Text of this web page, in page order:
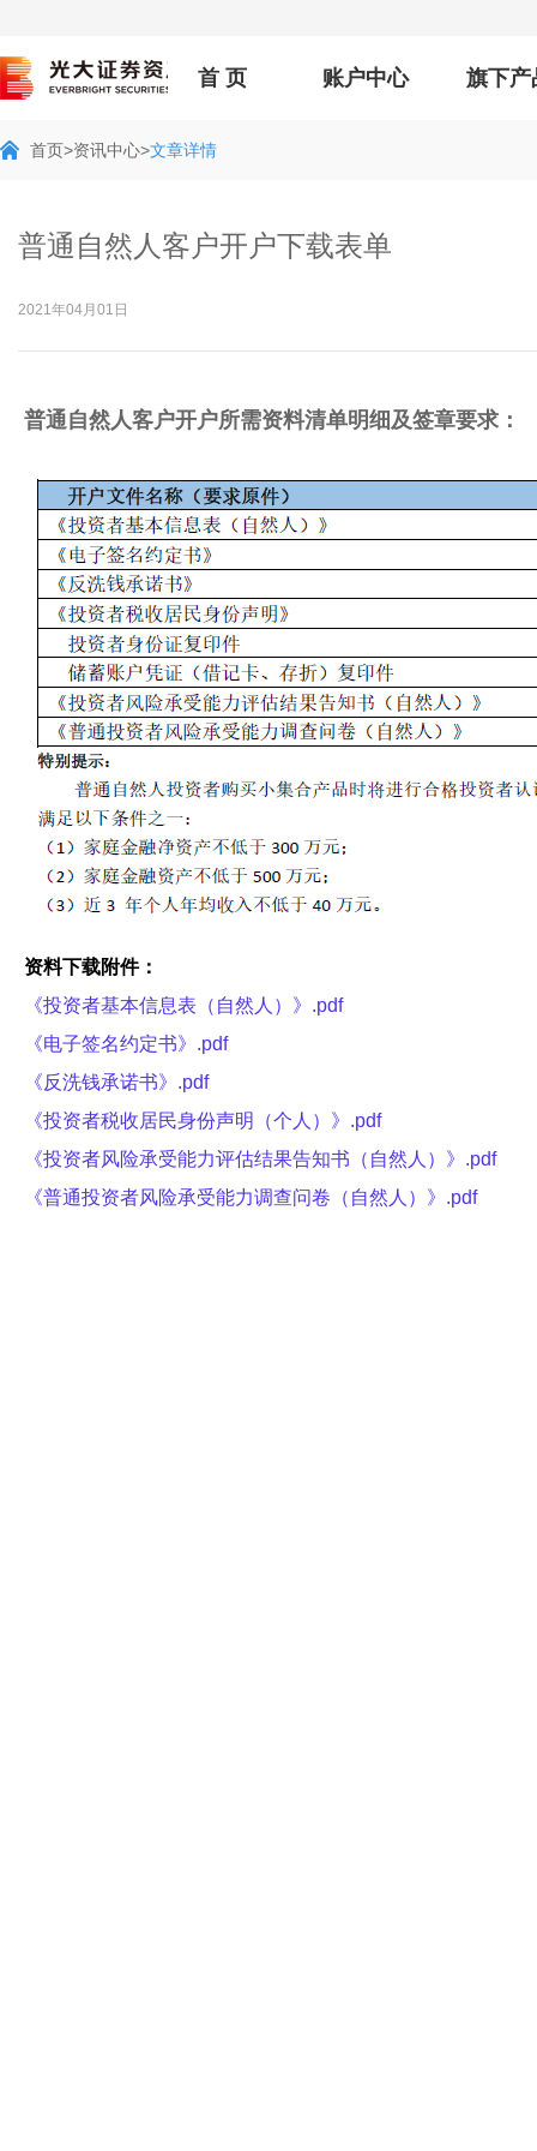
首 页 账户中心 旗下产
首页>资讯中心>文章详情
普通自然人客户开户下载表单
2021年04月01日
普通自然人客户开户所需资料清单明细及签章要求：
资料下载附件：
《投资者基本信息表（自然人）》.pdf
《电子签名约定书》.pdf
《反洗钱承诺书》.pdf
《投资者税收居民身份声明（个人）》.pdf
《投资者风险承受能力评估结果告知书（自然人）》.pdf
《普通投资者风险承受能力调查问卷（自然人）》.pdf